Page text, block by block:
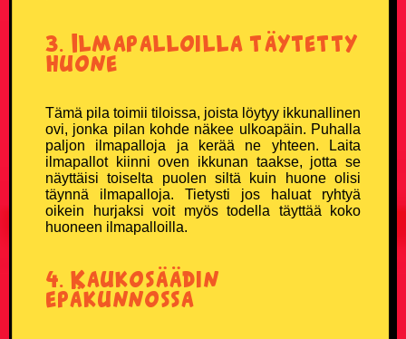
3. Ilmapalloilla täytetty
huone
Tämä pila toimii tiloissa, joista löytyy ikkunallinen
ovi, jonka pilan kohde näkee ulkoapäin. Puhalla
paljon ilmapalloja ja kerää ne yhteen. Laita
ilmapallot kiinni oven ikkunan taakse, jotta se
näyttäisi toiselta puolen siltä kuin huone olisi
täynnä ilmapalloja. Tietysti jos haluat ryhtyä
oikein hurjaksi voit myös todella täyttää koko
huoneen ilmapalloilla.
4. Kaukosäädin
epäkunnossa